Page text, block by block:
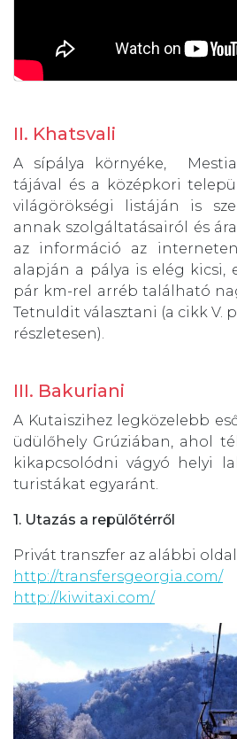
II. Khatsvali
A sípálya környéke,
tájával és a középkori
világörökségi listáján is
annak szolgáltatásairól és
az információ az
alapján a pálya is elég kicsi,
pár km-rel arréb található
Tetnuldit választani (a cikk V.
részletesen).
III. Bakuriani
A Kutaiszihez legközelebb
üdülőhely Grúziában, ahol
kikapcsolódni vágyó helyi
turistákat egyaránt.
1. Utazás a repülőtérről
Privát transzfer az alábbi
http://transfersgeorgia.com/
http://kiwitaxi.com/